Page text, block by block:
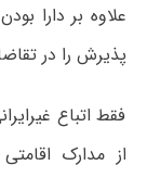
علاوه بر دارا
پذیرش را در
فقط اتباع
از مدارک